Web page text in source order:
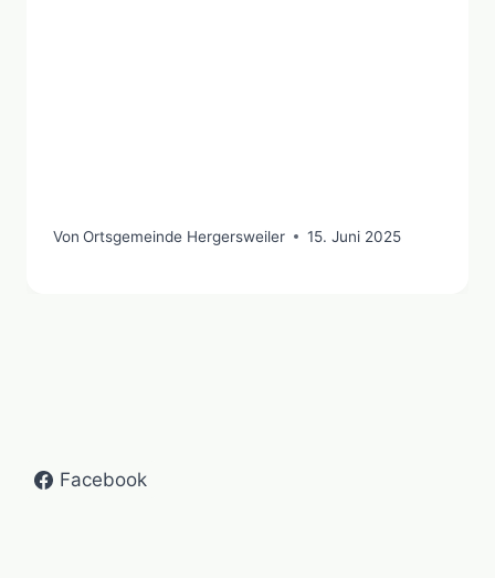
Von Ortsgemeinde Hergersweiler 15. Juni 2025
Facebook